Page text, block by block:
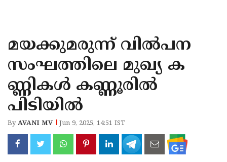
KANNUR
KASARAGOD
മയക്കുമരുന്ന് വില്‍പന
സംഘത്തിലെ മുഖ്യ ക
ണ്ണികള്‍ കണ്ണൂരില്‍
പിടിയില്‍
ByAVANI MV Jun 9, 2025, 14:51 IST